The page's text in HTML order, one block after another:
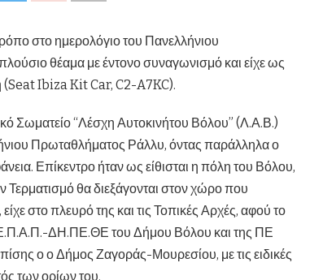
στο ημερολόγιο του Πανελλήνιου
θέαμα με έντονο συναγωνισμό και είχε ως
(Seat Ibiza Kit Car, C2-A7KC).
Σωματείο “Λέσχη Αυτοκινήτου Βόλου” (Λ.Α.Β.)
Πρωταθλήματος Ράλλυ, όντας παράλληλα ο
Επίκεντρο ήταν ως είθισται η πόλη του Βόλου,
Τερματισμό θα διεξάγονται στον χώρο που
στο πλευρό της και τις Τοπικές Αρχές, αφού το
ΔΗ.ΠΕ.ΘΕ του Δήμου Βόλου και της ΠΕ
ο ο Δήμος Ζαγοράς-Μουρεσίου, με τις ειδικές
των ορίων του.